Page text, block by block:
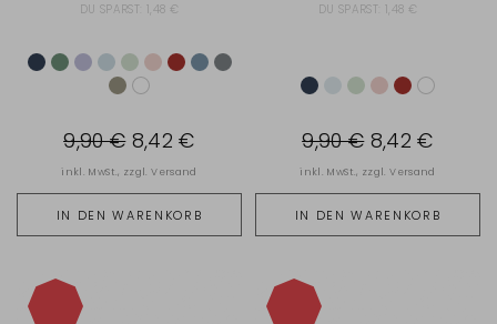
DU SPARST: 1,48 €
IN DEN WARENKORB
9,90 € 8,42 €
inkl. MwSt., zzgl.Versand
DU SPARST: 1,48 €
IN DEN WARENKORB
9,90 € 8,42 €
inkl. MwSt., zzgl.Versand